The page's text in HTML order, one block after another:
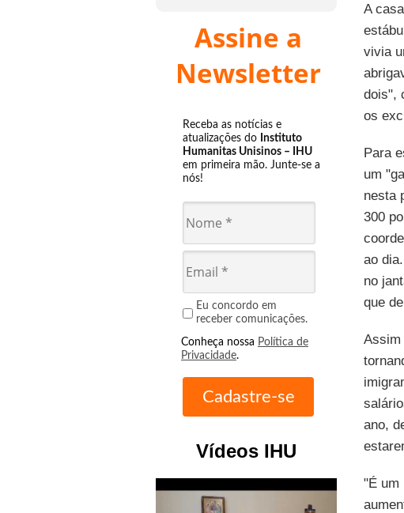
Assine a
Newsletter
Receba as notícias e
atualizações do Instituto
Humanitas Unisinos – IHU
em primeira mão. Junte-se a
nós!
Eu concordo em
receber comunicações.
Conheça nossa Política de
Privacidade.
Vídeos IHU
A
vivia
dois",
os
Para
um
nesta
300
ao
no
que
Assim
ano,
"É um